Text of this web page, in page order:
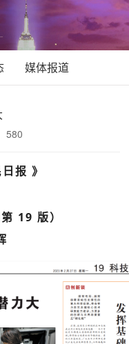
媒体报道
580
报 》
19 版）